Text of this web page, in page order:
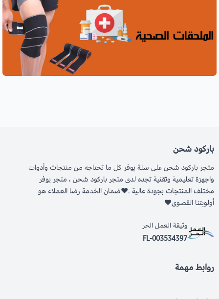
باركود شحن
متجر باركود شحن على سلة يوفر كل ما تحتاجه من منتجات وأدوات
واجهزة تعليمية وتقنية تجده لدى متجر باركود شحن ، متجر يوفر
مختلف المنتجات بجودة عالية .❤ضمان الخدمة رضا العملاء هو
أولويتنا القصوى❤
وثيقة العمل الحر
FL-003534397
روابط مهمة